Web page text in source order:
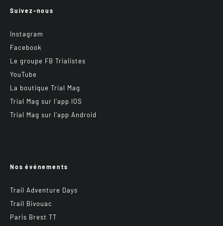
Suivez-nous
Instagram
Facebook
Le groupe FB Trialistes
YouTube
La boutique Trial Mag
Trial Mag sur l’app IOS
Trial Mag sur l’app Android
Nos événements
Trail Adventure Days
Trail Bivouac
Paris Brest TT